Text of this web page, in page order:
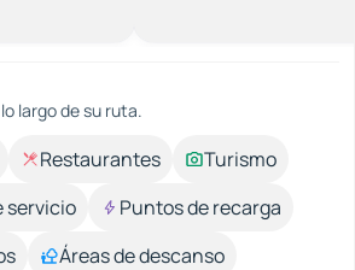
largo de su ruta.
Restaurantes
Turismo
servicio
Puntos de recarga
Áreas de descanso